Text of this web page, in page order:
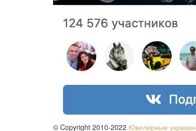
© Copyright 2010-2022 Ювелирные